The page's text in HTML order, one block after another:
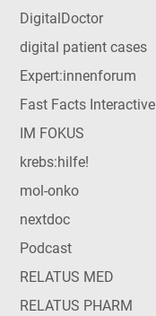
DigitalDoctor
digital patient cases
Expert:innenforum
Fast Facts Interactive
IM FOKUS
krebs:hilfe!
mol-onko
nextdoc
Podcast
RELATUS MED
RELATUS PHARM